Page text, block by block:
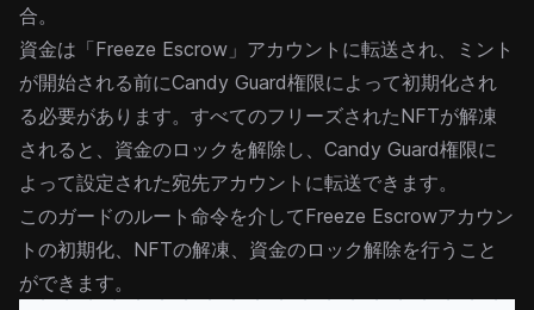
合。
資金は「Freeze Escrow」アカウントに転送され、ミント
が開始される前にCandy Guard権限によって初期化され
る必要があります。すべてのフリーズされたNFTが解凍
されると、資金のロックを解除し、Candy Guard権限に
よって設定された宛先アカウントに転送できます。
このガードのルート命令を介してFreeze Escrowアカウン
トの初期化、NFTの解凍、資金のロック解除を行うこと
ができます。